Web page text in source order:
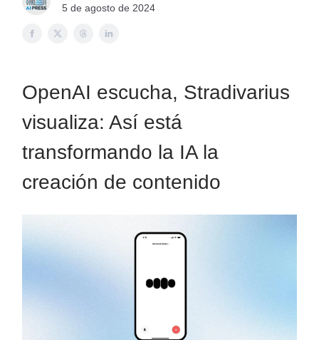
5 de agosto de 2024
OpenAI escucha, Stradivarius
visualiza: Así está
transformando la IA la
creación de contenido